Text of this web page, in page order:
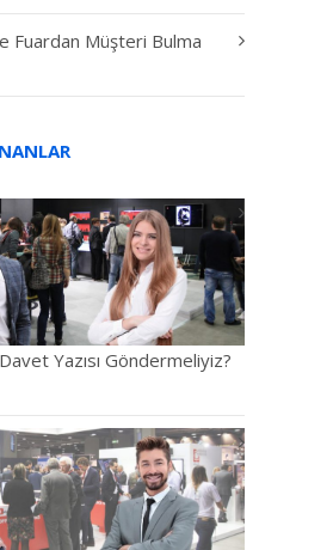
Fuardan Müşteri Bulma
Yazısı Göndermeliyiz?